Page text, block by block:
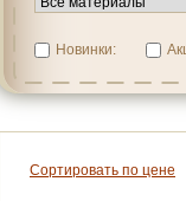
Новинки:
Сортировать по цене